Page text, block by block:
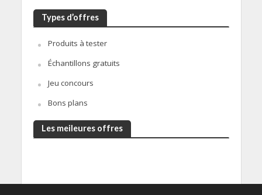
Types d’offres
Produits à tester
Échantillons gratuits
Jeu concours
Bons plans
Les meileures offres